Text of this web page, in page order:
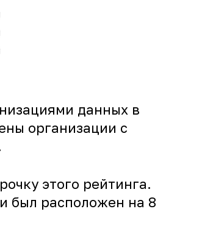
данных в
организации с
этого рейтинга.
был расположен на 8